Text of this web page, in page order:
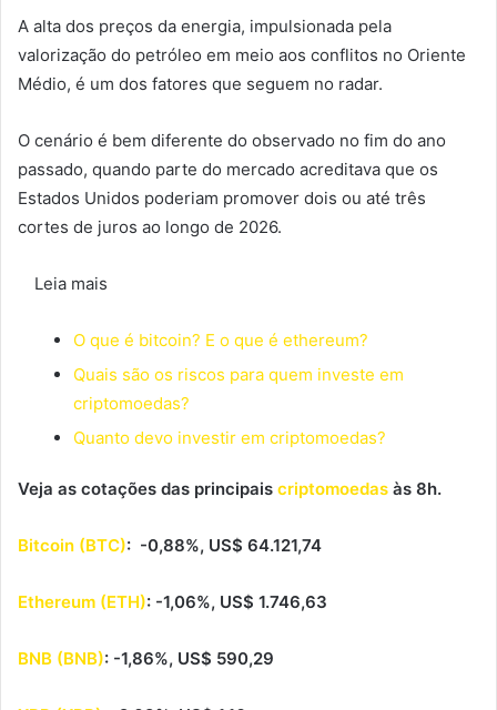
A alta dos preços da energia, impulsionada pela
valorização do petróleo em meio aos conflitos no Oriente
Médio, é um dos fatores que seguem no radar.
O cenário é bem diferente do observado no fim do ano
passado, quando parte do mercado acreditava que os
Estados Unidos poderiam promover dois ou até três
cortes de juros ao longo de 2026.
Leia mais
O que é bitcoin? E o que é ethereum?
Quais são os riscos para quem investe em
criptomoedas?
Quanto devo investir em criptomoedas?
Veja as cotações das principais criptomoedas às 8h.
Bitcoin (BTC): -0,88%, US$ 64.121,74
Ethereum (ETH): -1,06%, US$ 1.746,63
BNB (BNB): -1,86%, US$ 590,29